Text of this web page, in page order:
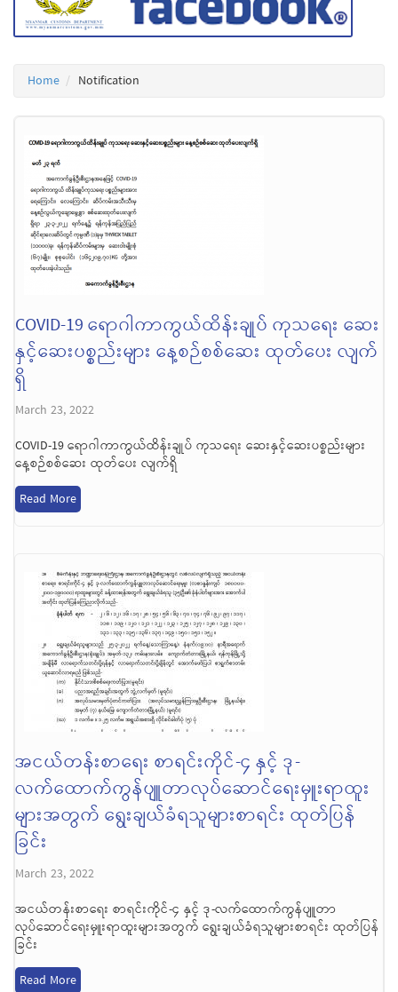
Home Notification
COVID-19 ရောဂါကာကွယ်ထိန်းချုပ် ကုသရေး ဆေး
နှင့်ဆေးပစ္စည်းများ နေ့စဉ်စစ်ဆေး ထုတ်ပေး လျက်
ရှိ
March 23, 2022
COVID-19 ရောဂါကာကွယ်ထိန်းချုပ် ကုသရေး ဆေးနှင့်ဆေးပစ္စည်းများ
နေ့စဉ်စစ်ဆေး ထုတ်ပေး လျက်ရှိ
Read More
အငယ်တန်းစာရေး စာရင်းကိုင်-၄ နှင့် ဒု-
လက်ထောက်ကွန်ပျူတာလုပ်ဆောင်ရေးမှူးရာထူး
များအတွက် ရွေးချယ်ခံရသူများစာရင်း ထုတ်ပြန်
ခြင်း
March 23, 2022
အငယ်တန်းစာရေး စာရင်းကိုင်-၄ နှင့် ဒု-လက်ထောက်ကွန်ပျူတာ
လုပ်ဆောင်ရေးမှူးရာထူးများအတွက် ရွေးချယ်ခံရသူများစာရင်း ထုတ်ပြန်
ခြင်း
Read More